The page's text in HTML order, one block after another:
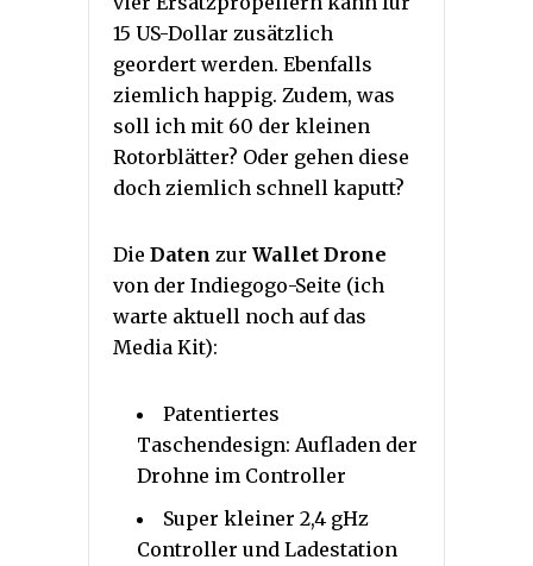
15 US-Dollar zusätzlich
geordert werden. Ebenfalls
ziemlich happig. Zudem, was
soll ich mit 60 der kleinen
Rotorblätter? Oder gehen diese
doch ziemlich schnell kaputt?
Die Daten zur Wallet Drone
von der Indiegogo-Seite (ich
warte aktuell noch auf das
Media Kit):
Patentiertes
Taschendesign: Aufladen der
Drohne im Controller
Super kleiner 2,4 gHz
Controller und Ladestation